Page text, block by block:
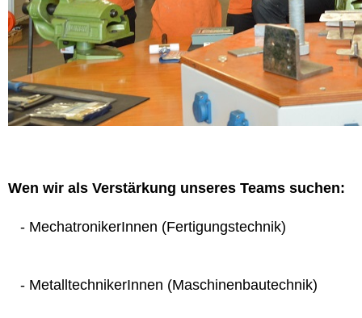
Wen wir als Verstärkung unseres Teams suchen:
- MechatronikerInnen (Fertigungstechnik)
- MetalltechnikerInnen (Maschinenbautechnik)